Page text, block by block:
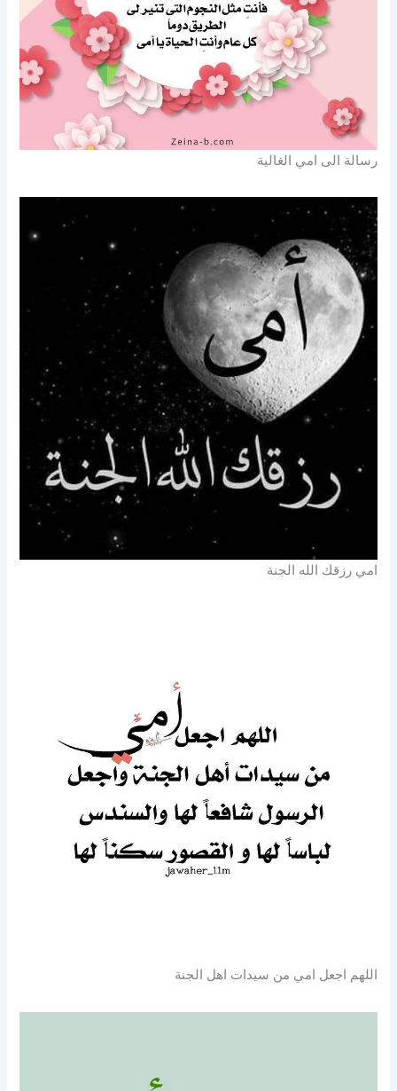
رسالة الى امي الغالية
امي رزقك الله الجنة
اللهم اجعل امي من سيدات اهل الجنة